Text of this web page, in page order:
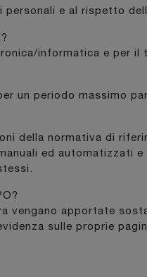
e al rispetto
informatica e per
un periodo massimo
della normativa di
ed automatizzati
apportate
sulle proprie